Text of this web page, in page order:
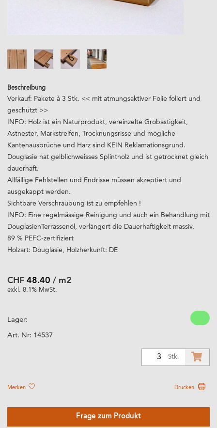
Beschreibung
Verkauf: Pakete à 3 Stk. << mit atmungsaktiver Folie foliert und
geschützt >>
INFO: Holz ist ein Naturprodukt, vereinzelte Grobastigkeit,
Astnester, Markstreifen, Trocknungsrisse und mögliche
Kantenausbrüche und Harz sind KEIN Reklamationsgrund.
Douglasie hat gelblichweisses Splintholz und ist getrocknet gleich
dauerhaft.
Allfällige Fehlstellen und Endrisse müssen akzeptiert und
ausgekappt werden.
Sichtbare Verschraubung ist zu empfehlen !
INFO: Eine regelmässige Reinigung und auch ein Behandlung mit
DouglasienTerrassenöl, verlängert die Dauerhaftigkeit massiv.
89 % PEFC-zertifiziert
Holzart: Douglasie, Holzherkunft: DE
CHF 48.40 / m2
exkl. 8.1% MwSt.
Lager:
Art. Nr: 14537
3 Stk.
Merken Drucken
Frage zum Produkt